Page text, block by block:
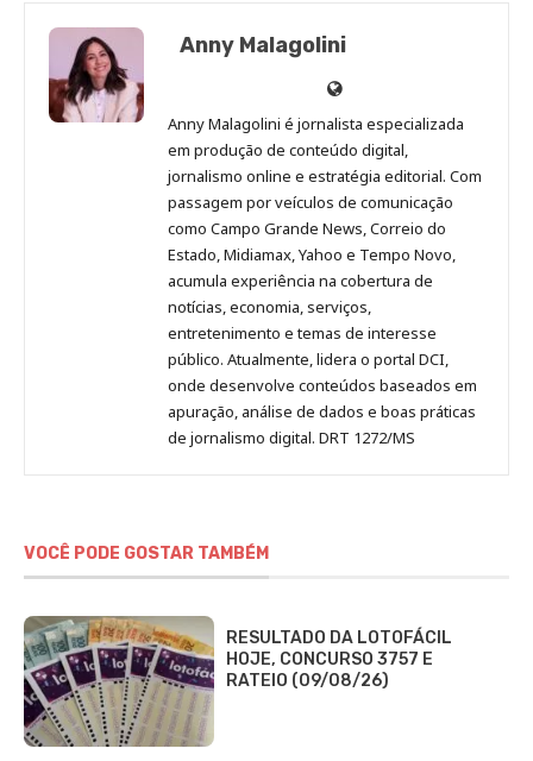
Anny Malagolini
Malagolini
no
Pinterest
Malagolini
no
LinkedIn
Malagolini
no
Instagram
Anny
Malagolini
no
Facebook
Site
de
Anny
Malagolini
Anny Malagolini é jornalista especializada
em produção de conteúdo digital,
jornalismo online e estratégia editorial. Com
passagem por veículos de comunicação
como Campo Grande News, Correio do
Estado, Midiamax, Yahoo e Tempo Novo,
acumula experiência na cobertura de
notícias, economia, serviços,
entretenimento e temas de interesse
público. Atualmente, lidera o portal DCI,
onde desenvolve conteúdos baseados em
apuração, análise de dados e boas práticas
de jornalismo digital. DRT 1272/MS
VOCÊ PODE GOSTAR TAMBÉM
RESULTADO DA LOTOFÁCIL
HOJE, CONCURSO 3757 E
RATEIO (09/08/26)